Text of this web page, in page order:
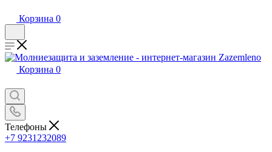
Корзина 0
Корзина 0
Телефоны
+7 9231232089